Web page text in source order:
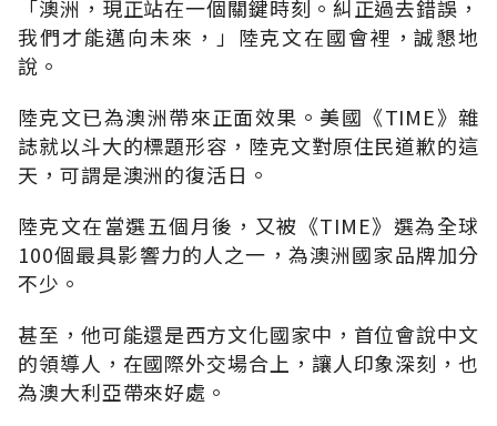
「澳洲，現正站在一個關鍵時刻。糾正過去錯誤，
我們才能邁向未來，」陸克文在國會裡，誠懇地
說。
陸克文已為澳洲帶來正面效果。美國《TIME》雜
誌就以斗大的標題形容，陸克文對原住民道歉的這
天，可謂是澳洲的復活日。
陸克文在當選五個月後，又被《TIME》選為全球
100個最具影響力的人之一，為澳洲國家品牌加分
不少。
甚至，他可能還是西方文化國家中，首位會說中文
的領導人，在國際外交場合上，讓人印象深刻，也
為澳大利亞帶來好處。